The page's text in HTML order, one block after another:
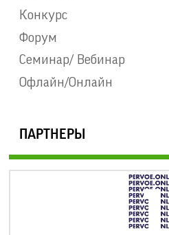
Конкурс
Форум
Семинар/ Вебинар
Офлайн/Онлайн
ПАРТНЕРЫ